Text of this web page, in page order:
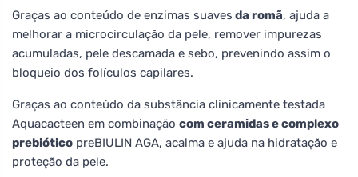
Graças ao conteúdo de enzimas suaves da romã, ajuda a
melhorar a microcirculação da pele, remover impurezas
acumuladas, pele descamada e sebo, prevenindo assim o
bloqueio dos folículos capilares.
Graças ao conteúdo da substância clinicamente testada
Aquacacteen em combinação com ceramidas e complexo
prebiótico preBIULIN AGA, acalma e ajuda na hidratação e
proteção da pele.